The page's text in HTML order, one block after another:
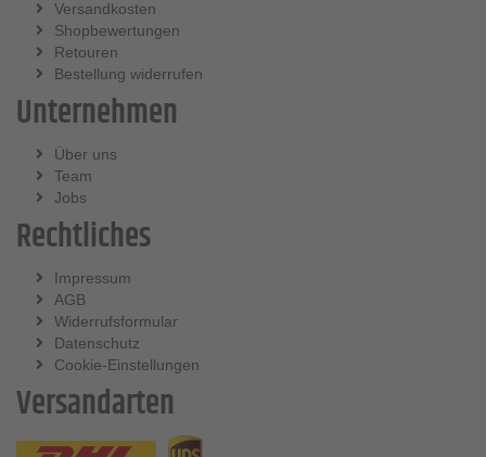
Versandkosten
Shopbewertungen
Retouren
Bestellung widerrufen
Unternehmen
Über uns
Team
Jobs
Rechtliches
Impressum
AGB
Widerrufsformular
Datenschutz
Cookie-Einstellungen
Versandarten